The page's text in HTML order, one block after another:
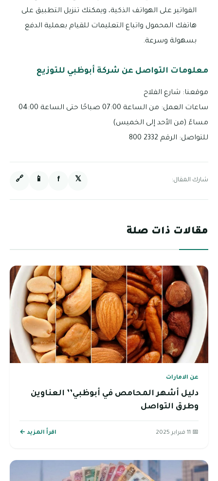
الفواتير على الهواتف الذكية، ويمكنك تنزيل التطبيق على
هاتفك المحمول واتباع التعليمات للقيام بعملية الدفع
بسهولة وسرعة.
معلومات التواصل عن شركة أبوظبي للتوزيع
موقعنا: شارع الفلاح
ساعات العمل: من الساعة 07:00 صباحًا حتى الساعة 04:00
مساءً (من الأحد إلى الخميس)
للتواصل: الرقم 2332 800
شارك المقال: 𝕏
f
📱
🔗
مقالات ذات صلة
عن الامارات
دليل أشهر المحامص في أبوظبي’’ العناوين
وطرق التواصل
📅 11 فبراير 2025 اقرأ المزيد ←